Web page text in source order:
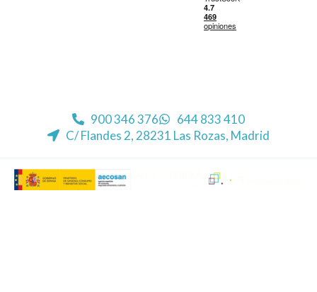
900 346 376
644 833 410
C/ Flandes 2, 28231 Las Rozas, Madrid